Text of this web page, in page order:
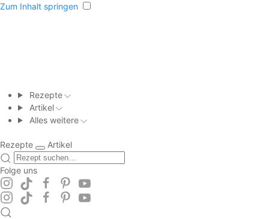
Zum Inhalt springen
Rezepte
Artikel
Alles weitere
Rezepte Artikel
Folge uns